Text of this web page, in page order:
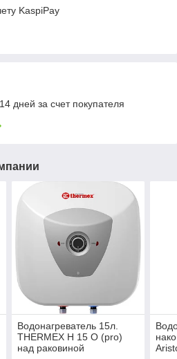
KaspiPay
дней за счет покупателя
Водонагреватель 15л.
THERMEX H 15 O (pro)
над раковиной